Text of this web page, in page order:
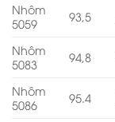
Nhôm
5059
93,5
Nhôm
5083
94,8
Nhôm
5086
95.4